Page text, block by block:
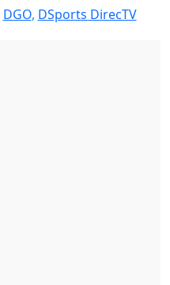
DGO, DSports DirecTV